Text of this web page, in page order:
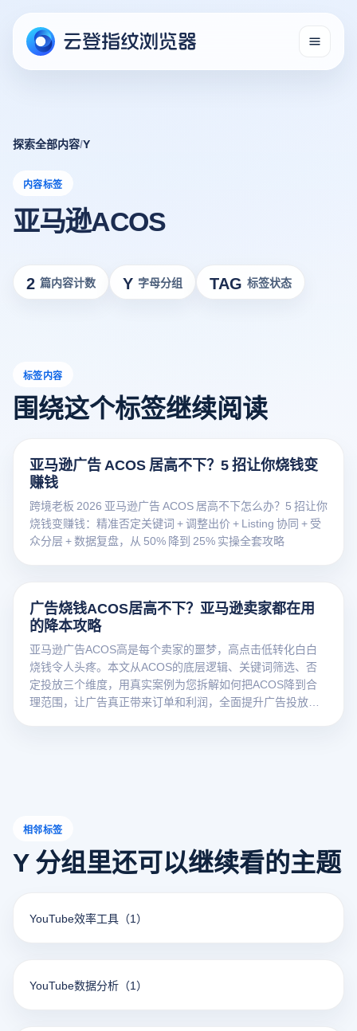
探索全部内容/Y
内容标签
亚马逊ACOS
2 篇内容计数 Y 字母分组 TAG 标签状态
标签内容
围绕这个标签继续阅读
亚马逊广告 ACOS 居高不下？5 招让你烧钱变
赚钱
跨境老板 2026 亚马逊广告 ACOS 居高不下怎么办？5 招让你
烧钱变赚钱：精准否定关键词 + 调整出价 + Listing 协同 + 受
众分层 + 数据复盘，从 50% 降到 25% 实操全套攻略
广告烧钱ACOS居高不下？亚马逊卖家都在用
的降本攻略
亚马逊广告ACOS高是每个卖家的噩梦，高点击低转化白白
烧钱令人头疼。本文从ACOS的底层逻辑、关键词筛选、否
定投放三个维度，用真实案例为您拆解如何把ACOS降到合
理范围，让广告真正带来订单和利润，全面提升广告投放效
相邻标签
Y 分组里还可以继续看的主题
YouTube效率工具 （1）
YouTube数据分析 （1）